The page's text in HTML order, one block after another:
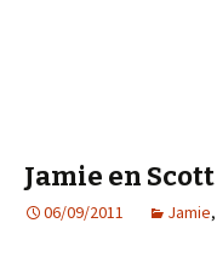
Jamie en
06/09/2011 Jamie,